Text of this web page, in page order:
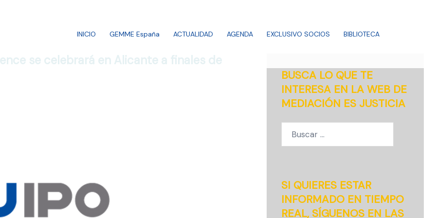
INICIO GEMME España ACTUALIDAD AGENDA EXCLUSIVO SOCIOS BIBLIOTECA
se celebrará en Alicante a finales de
BUSCA LO QUE TE
INTERESA EN LA WEB DE
MEDIACIÓN ES JUSTICIA
SI QUIERES ESTAR
INFORMADO EN TIEMPO
REAL, SÍGUENOS EN LAS